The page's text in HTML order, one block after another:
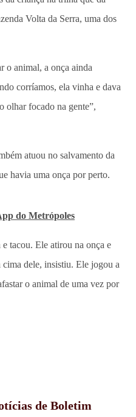
Volta da Serra, uma dos
o animal, a onça ainda
corríamos, ela vinha e dava
olhar focado na gente”,
atuou no salvamento da
havia uma onça por perto.
do Metrópoles
tacou. Ele atirou na onça e
cima dele, insistiu. Ele jogou a
o animal de uma vez por
de Boletim